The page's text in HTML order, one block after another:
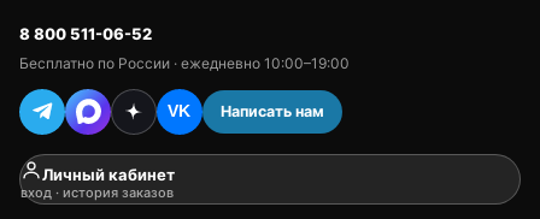
8 800 511-06-52
Бесплатно по России · ежедневно 10:00–19:00
VK Написать нам
Личный кабинет
вход · история заказов